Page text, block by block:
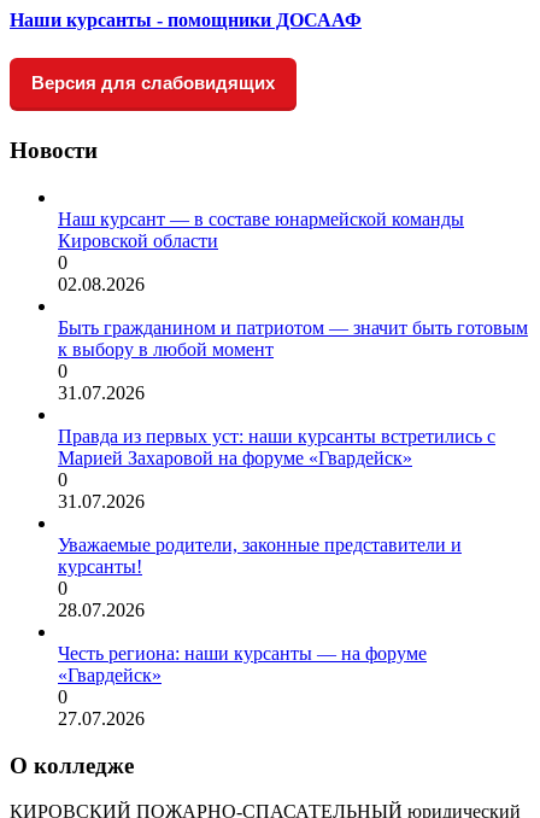
Наши курсанты - помощники ДОСААФ
Версия для слабовидящих
Новости
Наш курсант — в составе юнармейской команды
Кировской области
0
02.08.2026
Быть гражданином и патриотом — значит быть готовым
к выбору в любой момент
0
31.07.2026
Правда из первых уст: наши курсанты встретились с
Марией Захаровой на форуме «Гвардейск»
0
31.07.2026
Уважаемые родители, законные представители и
курсанты!
0
28.07.2026
Честь региона: наши курсанты — на форуме
«Гвардейск»
0
27.07.2026
О колледже
КИРОВСКИЙ ПОЖАРНО-СПАСАТЕЛЬНЫЙ юридический